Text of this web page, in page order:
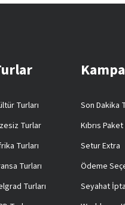
Turları
Turlar
Turları
Turları
Turları
Son Dakika
Kıbrıs
Setur Extra
Ödeme
Seyahat